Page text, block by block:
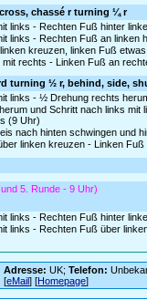
chassé r turning ¼ r
links - Rechten Fuß hinter
links - Rechten Fuß an linken
kreuzen, linken Fuß
rechts - Linken Fuß an
turning ½ r, behind, side,
links - ½ Drehung rechts
und Schritt nach links
(9 Uhr)
nach hinten schwingen und
linken kreuzen - Linken
5. Runde - 9 Uhr)
links - Rechten Fuß hinter
links - Rechten Fuß über
Adresse: UK;Telefon:
[eMail] [Homepage]